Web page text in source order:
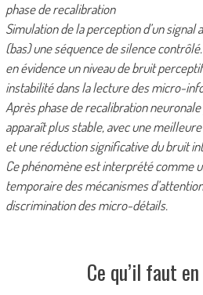
phase de recalibration
Simulation de la perception d’un signal
(bas) une séquence de silence
en évidence un niveau de bruit
instabilité dans la lecture des micro-
Après phase de recalibration
apparaît plus stable, avec une
et une réduction significative du bruit
Ce phénomène est interprété comme
temporaire des mécanismes
discrimination des micro-détails.
Ce qu’il faut